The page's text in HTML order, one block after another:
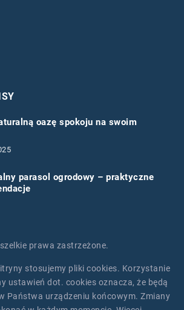
oazę spokoju na swoim
parasol ogrodowy – praktyczne
prawa zastrzeżone.
stosujemy pliki cookies. Korzystanie
ustawień dot. cookies oznacza, że będą
Państwa urządzeniu końcowym. Zmiany